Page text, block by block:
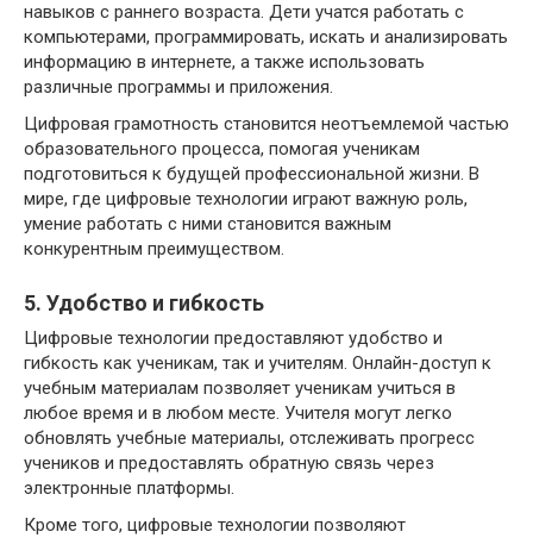
навыков с раннего возраста. Дети учатся работать с
компьютерами, программировать, искать и анализировать
информацию в интернете, а также использовать
различные программы и приложения.
Цифровая грамотность становится неотъемлемой частью
образовательного процесса, помогая ученикам
подготовиться к будущей профессиональной жизни. В
мире, где цифровые технологии играют важную роль,
умение работать с ними становится важным
конкурентным преимуществом.
5. Удобство и гибкость
Цифровые технологии предоставляют удобство и
гибкость как ученикам, так и учителям. Онлайн-доступ к
учебным материалам позволяет ученикам учиться в
любое время и в любом месте. Учителя могут легко
обновлять учебные материалы, отслеживать прогресс
учеников и предоставлять обратную связь через
электронные платформы.
Кроме того, цифровые технологии позволяют